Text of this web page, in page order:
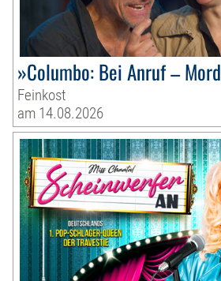
»Columbo: Bei Anruf –
Feinkost
am 14.08.2026